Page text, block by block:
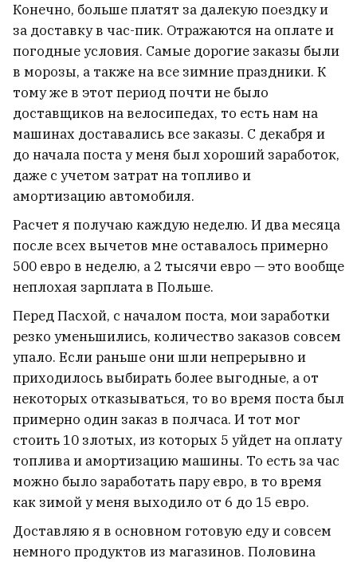
Конечно, больше платят за далекую поездку и
за доставку в час-пик. Отражаются на оплате и
погодные условия. Самые дорогие заказы были
в морозы, а также на все зимние праздники. К
тому же в этот период почти не было
доставщиков на велосипедах, то есть нам на
машинах доставались все заказы. С декабря и
до начала поста у меня был хороший заработок,
даже с учетом затрат на топливо и
амортизацию автомобиля.
Расчет я получаю каждую неделю. И два месяца
после всех вычетов мне оставалось примерно
500 евро в неделю, а 2 тысячи евро — это вообще
неплохая зарплата в Польше.
Перед Пасхой, с началом поста, мои заработки
резко уменьшились, количество заказов совсем
упало. Если раньше они шли непрерывно и
приходилось выбирать более выгодные, а от
некоторых отказываться, то во время поста был
примерно один заказ в полчаса. И тот мог
стоить 10 злотых, из которых 5 уйдет на оплату
топлива и амортизацию машины. То есть за час
можно было заработать пару евро, в то время
как зимой у меня выходило от 6 до 15 евро.
Доставляю я в основном готовую еду и совсем
немного продуктов из магазинов. Половина
В Германии Россия накануне выборов
запустила кампанию «Матрешка»
4
Снова меняют систему школьного
питания
3
В Москве после взрыва в ресторане Balzi
Rossi прошли тайные похороны
генерала
1
Поляки все чаще не пропускают к себе
белорусов на автомобилях. Вот в чем
проблема
9
«Экстремистским» признали сайт
телеканала «Евроньюс»
9